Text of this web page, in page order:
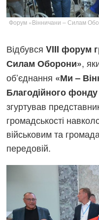
Форум «Вінничани – Силам
ВідбувсяVIII форум
Силам Оборони»,
об’єднання «Ми –
Благодійного
згуртував
громадськості
військовим та
передовій.